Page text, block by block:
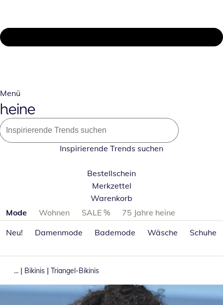
Menü
Inspirierende Trends suchen
Bestellschein
Merkzettel
Warenkorb
Produktkategorien überspringen
Mode Wohnen SALE %
75 Jahre heine
Neu!
Damenmode Bademode Wäsche Schuhe
... | Bikinis | Triangel-Bikinis